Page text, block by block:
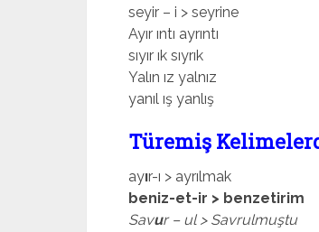
seyir – i > seyrine
Ayır ıntı ayrıntı
sıyır ık sıyrık
Yalın ız yalnız
yanıl ış yanlış
Türemiş
ayır-ı > ayrılmak
beniz-et-ir > benzetirim
Savur – ul > Savrulmuştu